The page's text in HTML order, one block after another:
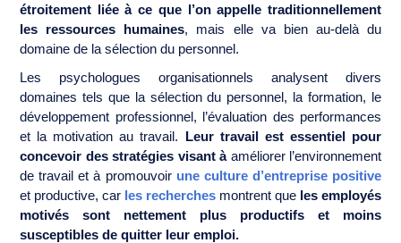
étroitement liée à ce que l’on appelle traditionnellement
les ressources humaines, mais elle va bien au-delà du
domaine de la sélection du personnel.
Les psychologues organisationnels analysent divers
domaines tels que la sélection du personnel, la formation, le
développement professionnel, l’évaluation des performances
et la motivation au travail. Leur travail est essentiel pour
concevoir des stratégies visant àaméliorer l’environnement
de travail et à promouvoir une culture d’entreprise positive
et productive, car les recherches montrent que les employés
motivés sont nettement plus productifs et moins
susceptibles de quitter leur emploi.